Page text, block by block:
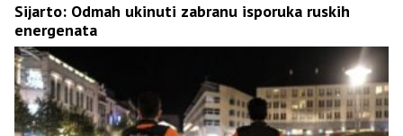
Sijarto: Odmah ukinuti zabranu isporuka ruskih
energenata